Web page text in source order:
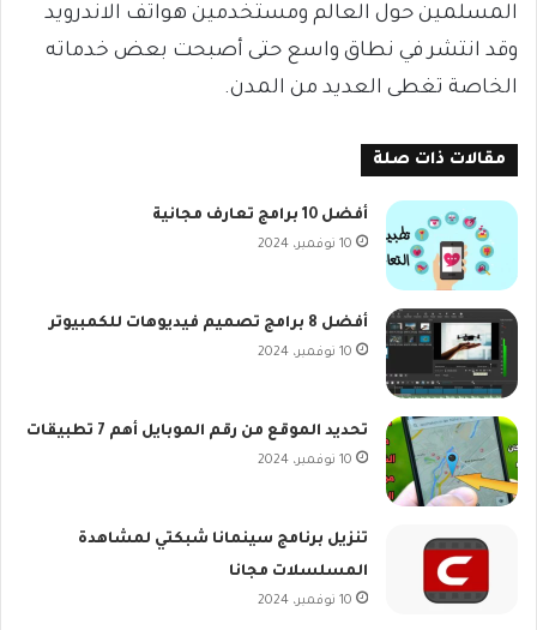
المسلمين حول العالم ومستخدمين هواتف الاندرويد
وقد انتشر في نطاق واسع حتى أصبحت بعض خدماته
الخاصة تغطى العديد من المدن.
مقالات ذات صلة
أفضل 10 برامج تعارف مجانية
10 نوفمبر، 2024
أفضل 8 برامج تصميم فيديوهات للكمبيوتر
10 نوفمبر، 2024
تحديد الموقع من رقم الموبايل أهم 7 تطبيقات
10 نوفمبر، 2024
تنزيل برنامج سينمانا شبكتي لمشاهدة
المسلسلات مجانا
10 نوفمبر، 2024